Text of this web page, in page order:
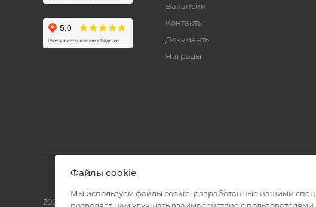
Вакансии
Контакты
Документы
Награды
2026 © Полиграф кит - интернет-магазин
Файлы cookie
Мы используем файлы cookie, разработанные нашими